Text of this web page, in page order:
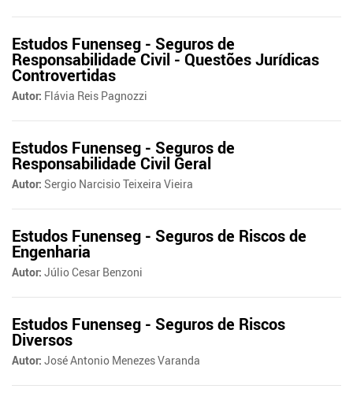
Estudos Funenseg - Seguros de
Responsabilidade Civil - Questões Jurídicas
Controvertidas
Autor: Flávia Reis Pagnozzi
Estudos Funenseg - Seguros de
Responsabilidade Civil Geral
Autor: Sergio Narcisio Teixeira Vieira
Estudos Funenseg - Seguros de Riscos de
Engenharia
Autor: Júlio Cesar Benzoni
Estudos Funenseg - Seguros de Riscos
Diversos
Autor: José Antonio Menezes Varanda